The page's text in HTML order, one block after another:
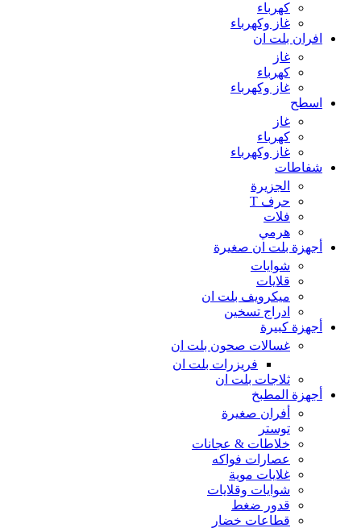
كهرباء
غاز وكهرباء
افران بلت ان
غاز
كهرباء
غاز وكهرباء
اسطح
غاز
كهرباء
غاز وكهرباء
شفاطات
الجزيرة
حرف T
فلات
هرمي
أجهزة بلت ان صغيرة
شوايات
قلايات
ميكرويف بلت ان
ادراج تسخين
أجهزة كبيرة
غسالات صحون بلت ان
فريزرات بلت ان
ثلاجات بلت ان
أجهزة المطبخ
أفران صغيرة
توستر
خلاطات & عجانات
عصارات فواكه
غلايات موية
شوايات وقلايات
قدور ضغط
قطاعات خضار